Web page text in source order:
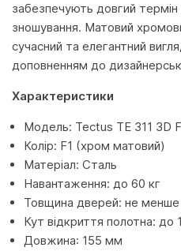
забезпечують довгий термін
зношування. Матовий
сучасний та елегантний
доповненням до
Характеристики
Модель: Tectus TE 311 3D
Колір: F1 (хром матовий)
Матеріал: Сталь
Навантаження: до 60 кг
Товщина дверей: не
Кут відкриття полотна: до
Довжина: 155 мм